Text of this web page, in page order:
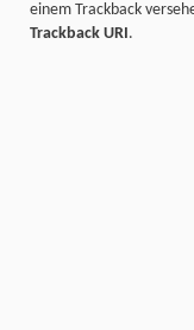
einem Trackback
Trackback URI.